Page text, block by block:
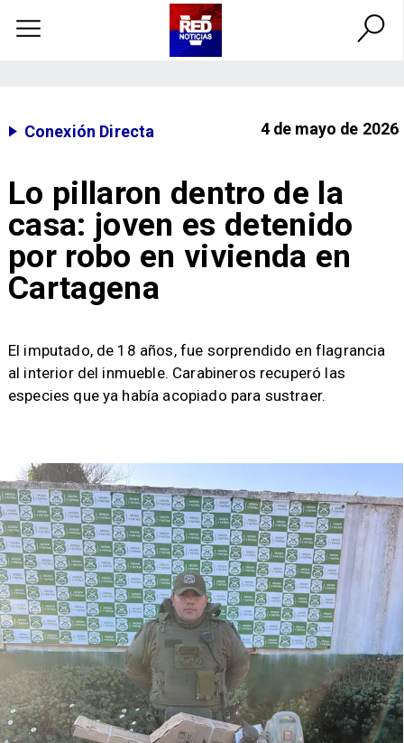
Conexión Directa 4 de mayo de 2026
Lo pillaron dentro de la
casa: joven es detenido
por robo en vivienda en
Cartagena
​El imputado, de 18 años, fue sorprendido en flagrancia
al interior del inmueble. Carabineros recuperó las
especies que ya había acopiado para sustraer.